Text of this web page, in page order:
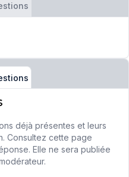
déjà présentes et leurs
Consultez cette page
Elle ne sera publiée